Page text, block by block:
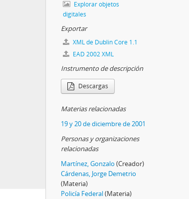
Explorar objetos
digitales
Exportar
XML de Dublin Core 1.1
EAD 2002 XML
Instrumento de descripción
Descargas
Materias relacionadas
19 y 20 de diciembre de 2001
Personas y organizaciones
relacionadas
Martínez, Gonzalo (Creador)
Cárdenas, Jorge Demetrio
(Materia)
Policía Federal(Materia)